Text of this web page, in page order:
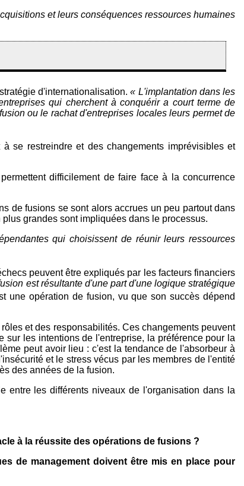
et leurs conséquences ressources humaines
d'internationalisation.« L'implantation dans les
qui cherchent à conquérir a court terme de
ou le rachat d'entreprises locales leurs permet de
se restreindre et des changements imprévisibles et
difficilement de faire face à la concurrence
de fusions se sont alors accrues un peu partout dans
grandes sont impliquées dans le processus.
qui choisissent de réunir leurs ressources
peuvent être expliqués par les facteurs financiers
est résultante d'une part d'une logique stratégique
une opération de fusion, vu que son succès dépend
et des responsabilités. Ces changements peuvent
les intentions de l'entreprise, la préférence pour la
peut avoir lieu : c'est la tendance de l'absorbeur à
et le stress vécus par les membres de l'entité
des années de la fusion.
entre les différents niveaux de l'organisation dans la
à la réussite des opérations de fusions ?
de management doivent être mis en place pour